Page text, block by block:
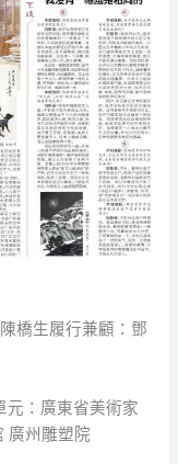
橋生履行兼顧：鄧
元：廣東省美術家
廣州雕塑院